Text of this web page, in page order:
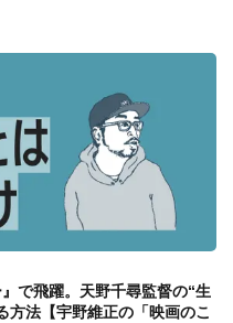
で飛躍。天野千尋監督の“生
方法【宇野維正の「映画のこ